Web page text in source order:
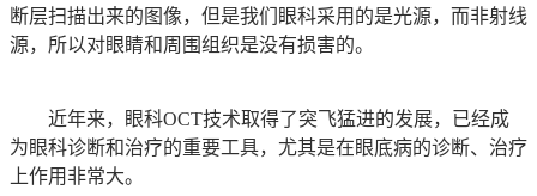
断层扫描出来的图像，但是我们眼科采用的是光源，而非射线
源，所以对眼睛和周围组织是没有损害的。
近年来，眼科OCT技术取得了突飞猛进的发展，已经成
为眼科诊断和治疗的重要工具，尤其是在眼底病的诊断、治疗
上作用非常大。